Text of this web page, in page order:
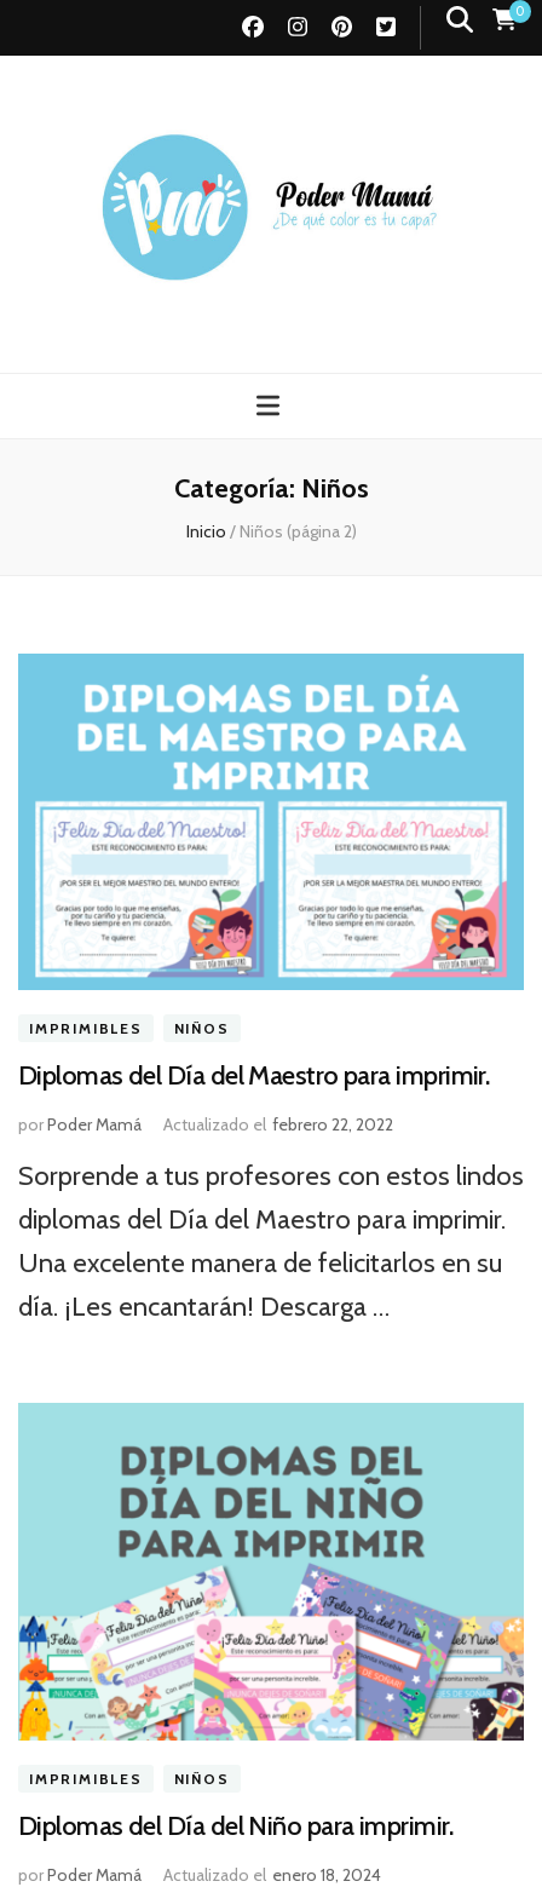
0
Categoría: Niños
Inicio / Niños (página 2)
IMPRIMIBLES NIÑOS
Diplomas del Día del Maestro para imprimir.
porPoder Mamá Actualizado el febrero 22, 2022
Sorprende a tus profesores con estos lindos
diplomas del Día del Maestro para imprimir.
Una excelente manera de felicitarlos en su
día. ¡Les encantarán! Descarga …
IMPRIMIBLES NIÑOS
Diplomas del Día del Niño para imprimir.
porPoder Mamá Actualizado el enero 18, 2024